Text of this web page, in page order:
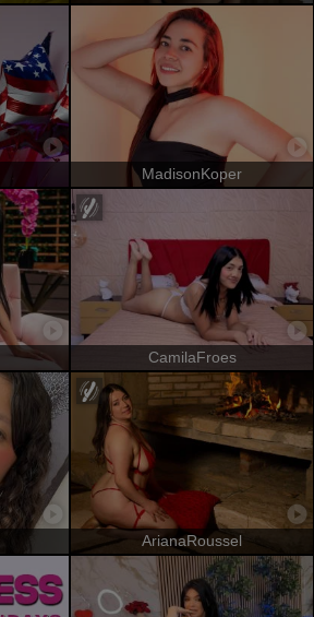
MadisonKoper
CamilaFroes
ArianaRoussel